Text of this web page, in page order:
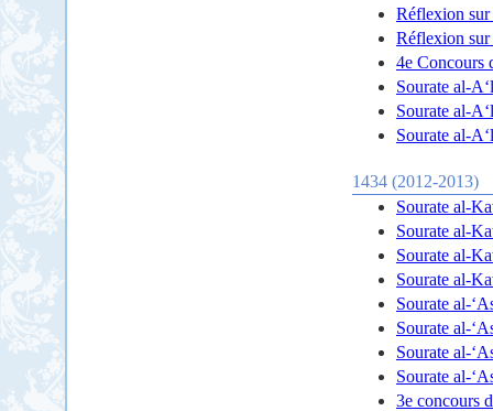
4e Concours
Sourate al-
Sourate al-
Sourate al-
1434 (2012-2013)
Sourate al-
Sourate al-
Sourate al-
Sourate al-
Sourate al-
Sourate al-
Sourate al-
Sourate al-
3e concours